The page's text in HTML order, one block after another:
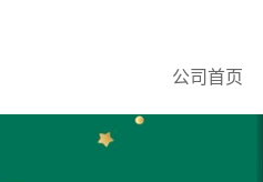
公司首页